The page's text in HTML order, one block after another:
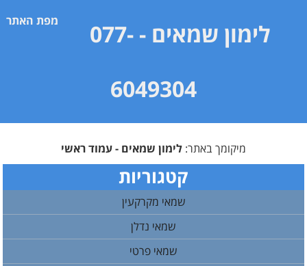
מפת האתר לימון שמאים
- 077-
6049304
מיקומך באתר: לימון שמאים - עמוד ראשי
קטגוריות
שמאי מקרקעין
שמאי נדלן
שמאי פרטי